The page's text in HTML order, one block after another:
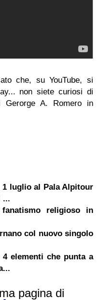
che, suYouTube, si
... non siete curiosi di
Gerorge A. Romero in
1 luglio al Pala Alpitour
...
religioso in
col nuovo singolo
elementi che punta a
pagina di